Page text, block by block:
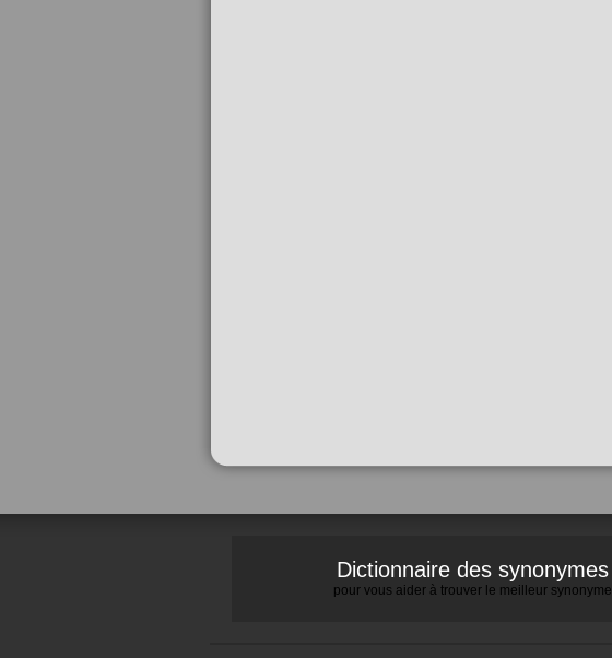
Dictionnaire des synonymes
pour vous aider à trouver le meilleur synonyme